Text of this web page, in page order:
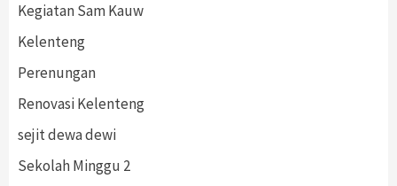
Kegiatan Sam Kauw
Kelenteng
Perenungan
Renovasi Kelenteng
sejit dewa dewi
Sekolah Minggu 2